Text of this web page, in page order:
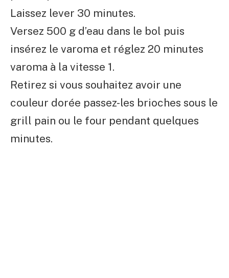
Laissez lever 30 minutes.
Versez 500 g d’eau dans le bol puis
insérez le varoma et réglez 20 minutes
varoma à la vitesse 1.
Retirez si vous souhaitez avoir une
couleur dorée passez-les brioches sous le
grill pain ou le four pendant quelques
minutes.